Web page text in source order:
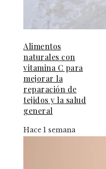
Alimentos
naturales con
vitamina C para
mejorar la
reparación de
tejidos y la salud
general
Hace 1 semana